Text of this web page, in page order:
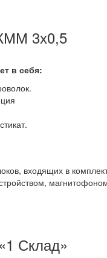
3х0,5
в себя:
входящих в
Склад»